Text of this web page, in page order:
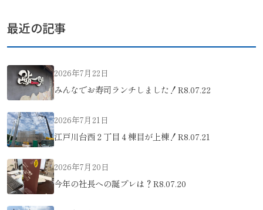
最近の記事
2026年7月22日
みんなでお寿司ランチしました！R8.07.22
2026年7月21日
江戸川台西２丁目４棟目が上棟！R8.07.21
2026年7月20日
今年の社長への誕プレは？R8.07.20